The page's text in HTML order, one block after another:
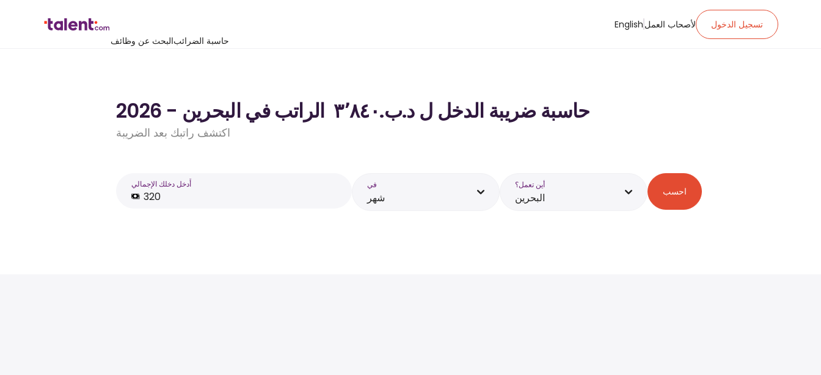
البحث عن وظائفحاسبة الضرائب
English لأصحاب العمل تسجيل الدخول
حاسبة ضريبة الدخل ل د.ب.‏٣٬٨٤٠ ‏ الراتب في البحرين - 2026
اكتشف راتبك بعد الضريبة
أَدخل دخلك الإجمالي في
شهر
أين تعمل؟
البحرين احسب